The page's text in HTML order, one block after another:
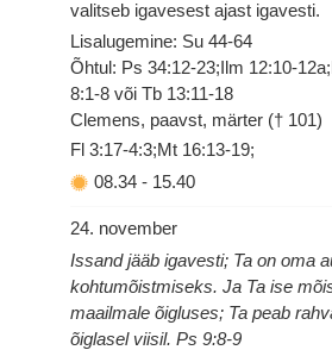
valitseb igavesest ajast igavesti.
Lisalugemine: Su 44-64
Õhtul: Ps 34:12-23;Ilm 12:10-
8:1-8 või Tb 13:11-18
Clemens, paavst, märter († 101)
Fl 3:17-4:3;Mt 16:13-19;
08.34 - 15.40
24. november
Issand jääb igavesti; Ta on oma
kohtumõistmiseks. Ja Ta ise
maailmale õigluses; Ta peab
õiglasel viisil. Ps 9:8-9